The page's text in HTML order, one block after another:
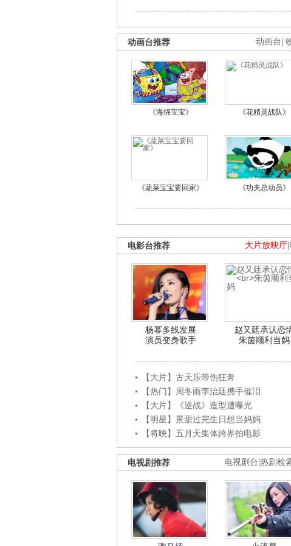
动画台
动画台推荐
《海绵宝宝》 《花精灵战队》
《蔬菜宝宝要回家》 《功夫总动员》
大片放映厅
电影台推荐
杨幂多线发展
演员变身歌手
赵又廷承认恋
朱茵顺利当妈
【大片】古天乐带伤狂奔
【热门】周冬雨李治廷携手催泪
【大片】《逆战》造型遭曝光
【明星】景甜过完生日想当妈妈
【将映】五月天集体跨界拍电影
电视剧台 热剧检
电视剧推荐